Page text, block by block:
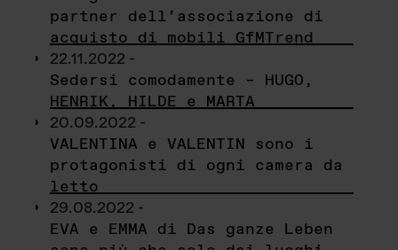
partner dell’associazione di
acquisto di mobili GfMTrend
22.11.2022 -
Sedersi comodamente – HUGO,
HENRIK, HILDE e MARTA
20.09.2022 -
VALENTINA e VALENTIN sono i
protagonisti di ogni camera da
letto
29.08.2022 -
EVA e EMMA di Das ganze Leben